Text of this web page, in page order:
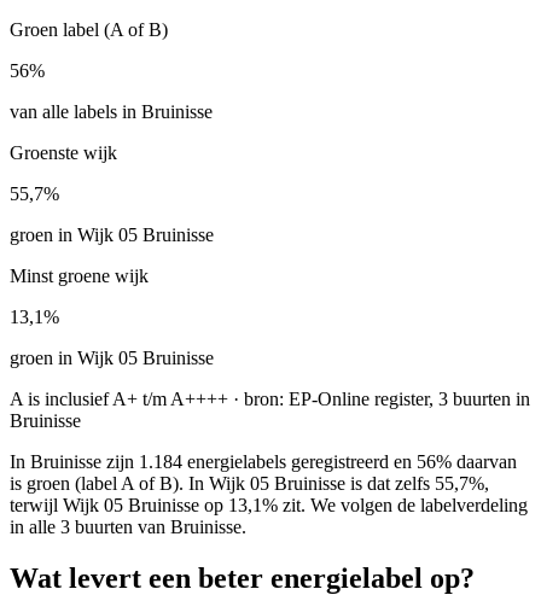
Groen label (A of B)
56%
van alle labels in Bruinisse
Groenste wijk
55,7%
groen in Wijk 05 Bruinisse
Minst groene wijk
13,1%
groen in Wijk 05 Bruinisse
A is inclusief A+ t/m A++++ · bron: EP-Online register, 3 buurten in
Bruinisse
In Bruinisse zijn 1.184 energielabels geregistreerd en 56% daarvan
is groen (label A of B). In Wijk 05 Bruinisse is dat zelfs 55,7%,
terwijl Wijk 05 Bruinisse op 13,1% zit. We volgen de labelverdeling
in alle 3 buurten van Bruinisse.
Wat levert een beter energielabel op?